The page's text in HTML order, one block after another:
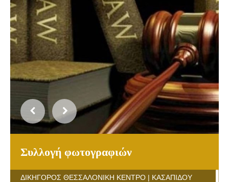
Συλλογή φωτογραφιών
ΔΙΚΗΓΟΡΟΣ ΘΕΣΣΑΛΟΝΙΚΗ ΚΕΝΤΡΟ | ΚΑΣΑΠΙΔΟΥ